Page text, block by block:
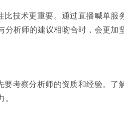
比技术更重要。通过直播喊单
析师的建议相吻合时，会更加
考察分析师的资质和经验。了